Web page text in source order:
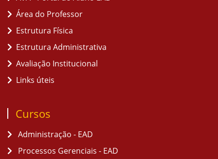
Área do Professor
Estrutura Física
Estrutura Administrativa
Avaliação Institucional
Links úteis
Cursos
Administração - EAD
Processos Gerenciais - EAD